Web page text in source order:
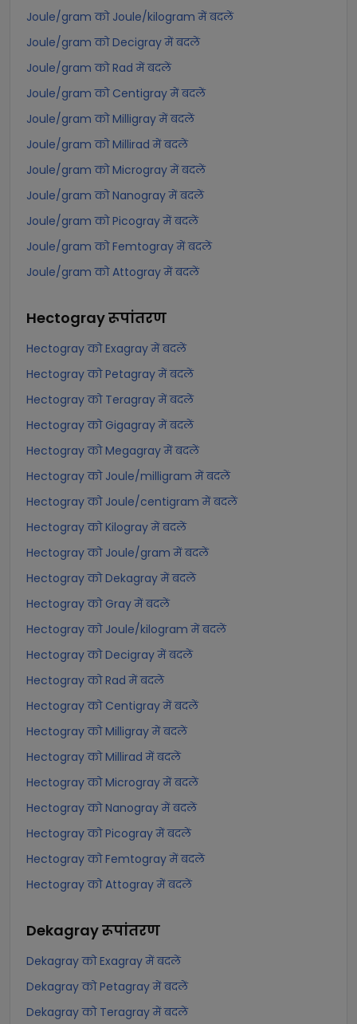
Joule/gram को Joule/kilogram में बदलें
Joule/gram को Decigray में बदलें
Joule/gram को Rad में बदलें
Joule/gram को Centigray में बदलें
Joule/gram को Milligray में बदलें
Joule/gram को Millirad में बदलें
Joule/gram को Microgray में बदलें
Joule/gram को Nanogray में बदलें
Joule/gram को Picogray में बदलें
Joule/gram को Femtogray में बदलें
Joule/gram को Attogray में बदलें
Hectograyरूपांतरण
Hectogray को Exagray में बदलें
Hectogray को Petagray में बदलें
Hectogray को Teragray में बदलें
Hectogray को Gigagray में बदलें
Hectogray को Megagray में बदलें
Hectogray को Joule/milligram में बदलें
Hectogray को Joule/centigram में बदलें
Hectogray को Kilogray में बदलें
Hectogray को Joule/gram में बदलें
Hectogray को Dekagray में बदलें
Hectogray को Gray में बदलें
Hectogray को Joule/kilogram में बदलें
Hectogray को Decigray में बदलें
Hectogray को Rad में बदलें
Hectogray को Centigray में बदलें
Hectogray को Milligray में बदलें
Hectogray को Millirad में बदलें
Hectogray को Microgray में बदलें
Hectogray को Nanogray में बदलें
Hectogray को Picogray में बदलें
Hectogray को Femtogray में बदलें
Hectogray को Attogray में बदलें
Dekagrayरूपांतरण
Dekagray को Exagray में बदलें
Dekagray को Petagray में बदलें
Dekagray को Teragray में बदलें